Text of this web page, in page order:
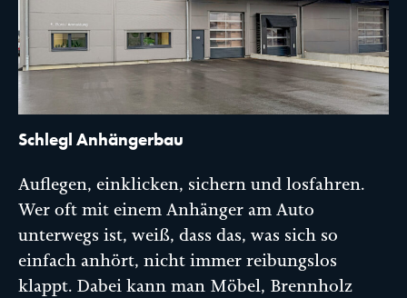
Schlegl Anhängerbau
Auflegen, einklicken, sichern und losfahren.
Wer oft mit einem Anhänger am Auto
unterwegs ist, weiß, dass das, was sich so
einfach anhört, nicht immer reibungslos
klappt. Dabei kann man Möbel, Brennholz